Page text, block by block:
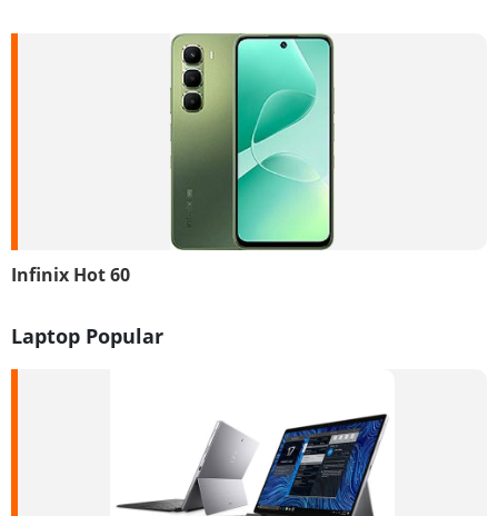
Infinix Hot 60
Laptop Popular